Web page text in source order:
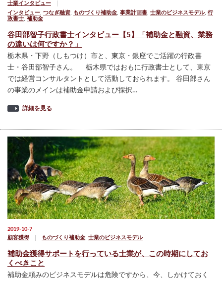
士業インタビュー
インタビュー つなぎ融資 ものづくり補助金 事業計画書 士業のビジネスモデル, 行
政書士 補助金
谷田部智子行政書士インタビュー【5】「補助金と融資、業務
の違いは何ですか？」
栃木県・下野（しもつけ）市と、東京・銀座でご活躍の行政書
士・谷田部智子さん。 栃木県ではおもに行政書士として、東京
では経営コンサルタントとして活動しておられます。 谷田部さん
の事業のメインは補助金申請および採択…
詳細を見る
2019-10-7
顧客獲得
ものづくり補助金 士業のビジネスモデル
補助金獲得サポートを行っている士業が、この時期にしてお
くべきこと
補助金頼みのビジネスモデルは危険ですから、今、しかけておく